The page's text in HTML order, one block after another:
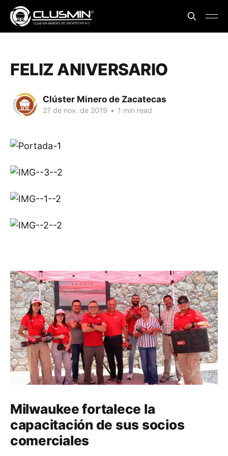
FELIZ ANIVERSARIO
Clúster Minero de Zacatecas
27 de nov. de 2019 • 1 min read
Milwaukee fortalece la
capacitación de sus socios
comerciales